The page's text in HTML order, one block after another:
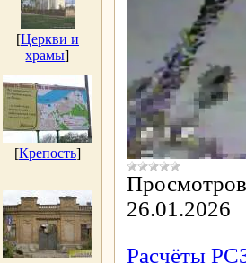
[Церкви и
храмы]
[Крепость]
26.01.2026
Расчёты